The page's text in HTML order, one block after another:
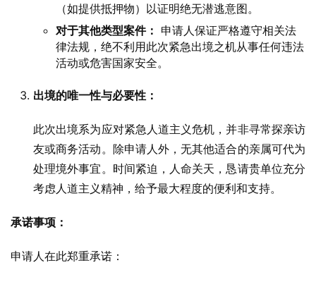
（如提供抵押物）以证明绝无潜逃意图。
对于其他类型案件： 申请人保证严格遵守相关法
律法规，绝不利用此次紧急出境之机从事任何违法
活动或危害国家安全。
出境的唯一性与必要性：
此次出境系为应对紧急人道主义危机，并非寻常探亲访
友或商务活动。除申请人外，无其他适合的亲属可代为
处理境外事宜。时间紧迫，人命关天，恳请贵单位充分
考虑人道主义精神，给予最大程度的便利和支持。
承诺事项：
申请人在此郑重承诺：